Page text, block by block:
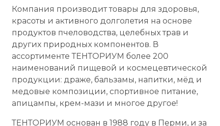
Компания производит товары для здоровья,
красоты и активного долголетия на основе
продуктов пчеловодства, целебных трав и
других природных компонентов. В
ассортименте ТЕНТОРИУМ более 200
наименований пищевой и космецевтической
продукции: драже, бальзамы, напитки, мёд и
медовые композиции, спортивное питание,
апицампы, крем-мази и многое другое!
ТЕНТОРИУМ основан в 1988 году в Перми, и за